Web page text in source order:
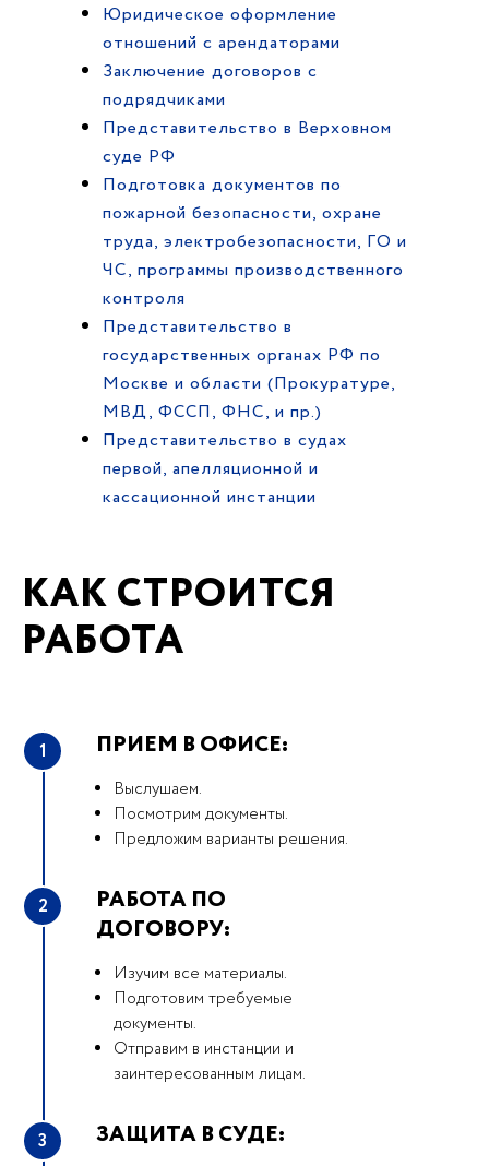
Юридическое оформление
отношений с арендаторами
Заключение договоров с
подрядчиками
Представительство в Верховном
суде РФ
Подготовка документов по
пожарной безопасности, охране
труда, электробезопасности, ГО и
ЧС, программы производственного
контроля
Представительство в
государственных органах РФ по
Москве и области (Прокуратуре,
МВД, ФССП, ФНС, и пр.)
Представительство в судах
первой, апелляционной и
кассационной инстанции
КАК СТРОИТСЯ
РАБОТА
1 ПРИЕМ В ОФИСЕ:
Выслушаем.
Посмотрим документы.
Предложим варианты решения.
2
РАБОТА ПО
ДОГОВОРУ:
Изучим все материалы.
Подготовим требуемые
документы.
Отправим в инстанции и
заинтересованным лицам.
3 ЗАЩИТА В СУДЕ: